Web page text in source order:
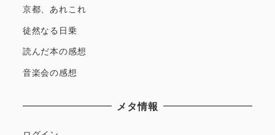
京都、あれこれ
徒然なる日乗
読んだ本の感想
音楽会の感想
メタ情報